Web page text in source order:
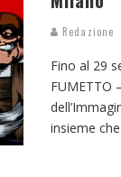
Redazione
Fino al 29
FUMETTO
insieme